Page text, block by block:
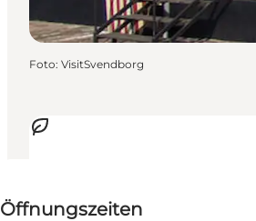
Öffnungszeiten
Website besuchen
Foto: VisitSvendborg